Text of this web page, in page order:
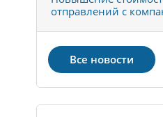
отправлений с
Все новости